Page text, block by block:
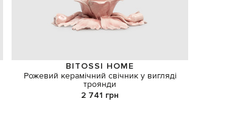
BITOSSI HOME
Рожевий керамічний свічник у вигляді
троянди
2 741 грн